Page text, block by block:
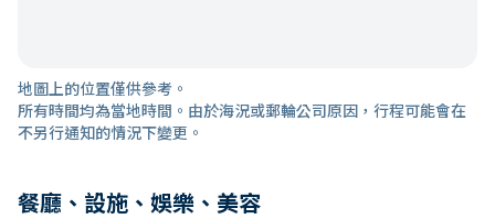
地圖上的位置僅供參考。
所有時間均為當地時間。由於海況或郵輪公司原因，行程可能會在
不另行通知的情況下變更。
餐廳、設施、娛樂、美容